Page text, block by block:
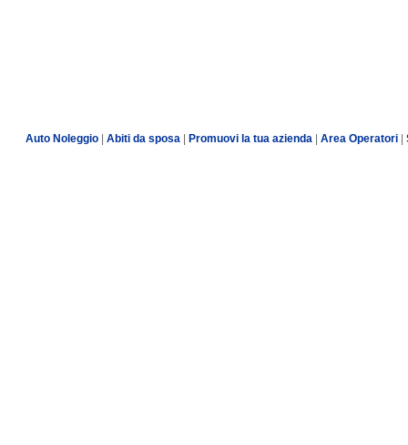
Auto Noleggio Abiti da sposa Promuovi la tua azienda Area Operatori